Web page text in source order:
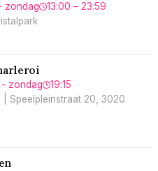
zondag
13:00 – 23:59
zondag
19:15
Speelpleinstraat 20, 3020